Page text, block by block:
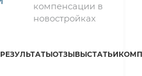
компенсации в
новостройках
РЕЗУЛЬТАТЫОТЗЫВЫСТАТЬИ